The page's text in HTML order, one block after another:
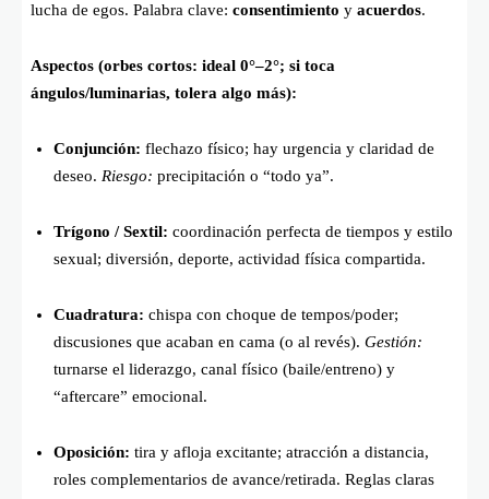
lucha de egos. Palabra clave: consentimiento y acuerdos.
Aspectos (orbes cortos: ideal 0°–2°; si toca
ángulos/luminarias, tolera algo más):
Conjunción: flechazo físico; hay urgencia y claridad de
deseo. Riesgo: precipitación o “todo ya”.
Trígono / Sextil: coordinación perfecta de tiempos y estilo
sexual; diversión, deporte, actividad física compartida.
Cuadratura: chispa con choque de tempos/poder;
discusiones que acaban en cama (o al revés). Gestión:
turnarse el liderazgo, canal físico (baile/entreno) y
“aftercare” emocional.
Oposición: tira y afloja excitante; atracción a distancia,
roles complementarios de avance/retirada. Reglas claras